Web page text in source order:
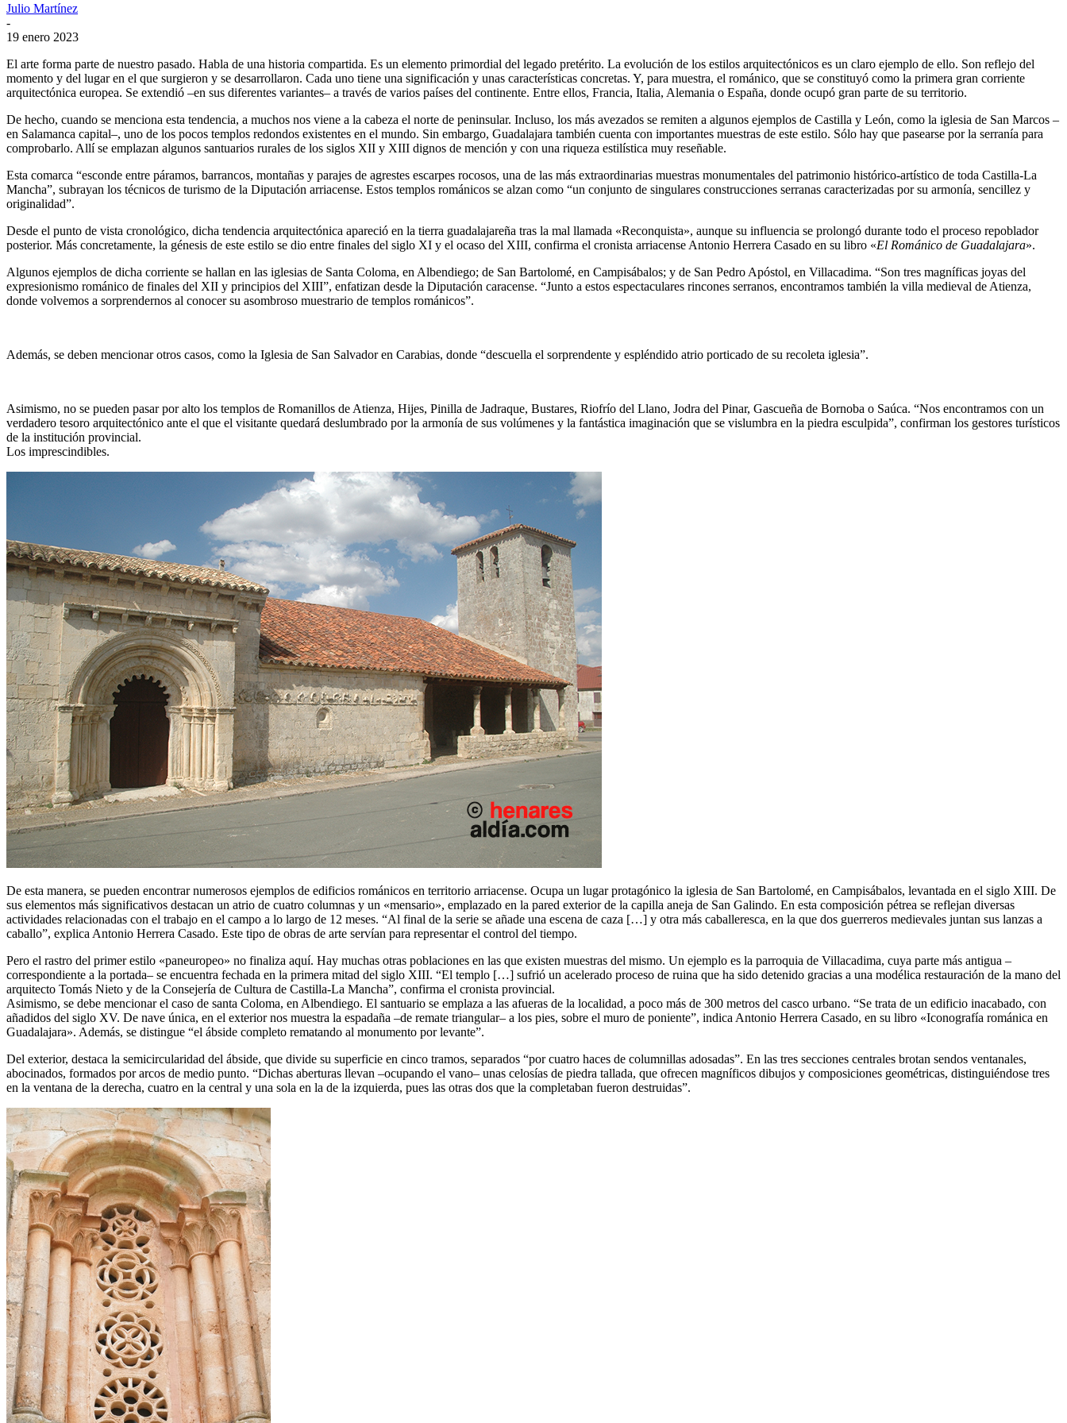
Julio Martínez
-
19 enero 2023
El arte forma parte de nuestro pasado. Habla de una historia compartida. Es un elemento primordial del legado pretérito. La evolución de los estilos arquitectónicos es un claro ejemplo de ello. Son reflejo del
momento y del lugar en el que surgieron y se desarrollaron. Cada uno tiene una significación y unas características concretas. Y, para muestra, el románico, que se constituyó como la primera gran corriente
arquitectónica europea. Se extendió –en sus diferentes variantes– a través de varios países del continente. Entre ellos, Francia, Italia, Alemania o España, donde ocupó gran parte de su territorio.
De hecho, cuando se menciona esta tendencia, a muchos nos viene a la cabeza el norte de peninsular. Incluso, los más avezados se remiten a algunos ejemplos de Castilla y León, como la iglesia de San Marcos –
en Salamanca capital–, uno de los pocos templos redondos existentes en el mundo. Sin embargo, Guadalajara también cuenta con importantes muestras de este estilo. Sólo hay que pasearse por la serranía para
comprobarlo. Allí se emplazan algunos santuarios rurales de los siglos XII y XIII dignos de mención y con una riqueza estilística muy reseñable.
Esta comarca “esconde entre páramos, barrancos, montañas y parajes de agrestes escarpes rocosos, una de las más extraordinarias muestras monumentales del patrimonio histórico-artístico de toda Castilla-La
Mancha”, subrayan los técnicos de turismo de la Diputación arriacense. Estos templos románicos se alzan como “un conjunto de singulares construcciones serranas caracterizadas por su armonía, sencillez y
originalidad”.
Desde el punto de vista cronológico, dicha tendencia arquitectónica apareció en la tierra guadalajareña tras la mal llamada «Reconquista», aunque su influencia se prolongó durante todo el proceso repoblador
posterior. Más concretamente, la génesis de este estilo se dio entre finales del siglo XI y el ocaso del XIII, confirma el cronista arriacense Antonio Herrera Casado en su libro «El Románico de Guadalajara».
Algunos ejemplos de dicha corriente se hallan en las iglesias de Santa Coloma, en Albendiego; de San Bartolomé, en Campisábalos; y de San Pedro Apóstol, en Villacadima. “Son tres magníficas joyas del
expresionismo románico de finales del XII y principios del XIII”, enfatizan desde la Diputación caracense. “Junto a estos espectaculares rincones serranos, encontramos también la villa medieval de Atienza,
donde volvemos a sorprendernos al conocer su asombroso muestrario de templos románicos”.
Además, se deben mencionar otros casos, como la Iglesia de San Salvador en Carabias, donde “descuella el sorprendente y espléndido atrio porticado de su recoleta iglesia”.
Asimismo, no se pueden pasar por alto los templos de Romanillos de Atienza, Hijes, Pinilla de Jadraque, Bustares, Riofrío del Llano, Jodra del Pinar, Gascueña de Bornoba o Saúca. “Nos encontramos con un
verdadero tesoro arquitectónico ante el que el visitante quedará deslumbrado por la armonía de sus volúmenes y la fantástica imaginación que se vislumbra en la piedra esculpida”, confirman los gestores turísticos
de la institución provincial.
Los imprescindibles.
De esta manera, se pueden encontrar numerosos ejemplos de edificios románicos en territorio arriacense. Ocupa un lugar protagónico la iglesia de San Bartolomé, en Campisábalos, levantada en el siglo XIII. De
sus elementos más significativos destacan un atrio de cuatro columnas y un «mensario», emplazado en la pared exterior de la capilla aneja de San Galindo. En esta composición pétrea se reflejan diversas
actividades relacionadas con el trabajo en el campo a lo largo de 12 meses. “Al final de la serie se añade una escena de caza […] y otra más caballeresca, en la que dos guerreros medievales juntan sus lanzas a
caballo”, explica Antonio Herrera Casado. Este tipo de obras de arte servían para representar el control del tiempo.
Pero el rastro del primer estilo «paneuropeo» no finaliza aquí. Hay muchas otras poblaciones en las que existen muestras del mismo. Un ejemplo es la parroquia de Villacadima, cuya parte más antigua –
correspondiente a la portada– se encuentra fechada en la primera mitad del siglo XIII. “El templo […] sufrió un acelerado proceso de ruina que ha sido detenido gracias a una modélica restauración de la mano del
arquitecto Tomás Nieto y de la Consejería de Cultura de Castilla-La Mancha”, confirma el cronista provincial.
Asimismo, se debe mencionar el caso de santa Coloma, en Albendiego. El santuario se emplaza a las afueras de la localidad, a poco más de 300 metros del casco urbano. “Se trata de un edificio inacabado, con
añadidos del siglo XV. De nave única, en el exterior nos muestra la espadaña –de remate triangular– a los pies, sobre el muro de poniente”, indica Antonio Herrera Casado, en su libro «Iconografía románica en
Guadalajara». Además, se distingue “el ábside completo rematando al monumento por levante”.
Del exterior, destaca la semicircularidad del ábside, que divide su superficie en cinco tramos, separados “por cuatro haces de columnillas adosadas”. En las tres secciones centrales brotan sendos ventanales,
abocinados, formados por arcos de medio punto. “Dichas aberturas llevan –ocupando el vano– unas celosías de piedra tallada, que ofrecen magníficos dibujos y composiciones geométricas, distinguiéndose tres
en la ventana de la derecha, cuatro en la central y una sola en la de la izquierda, pues las otras dos que la completaban fueron destruidas”.